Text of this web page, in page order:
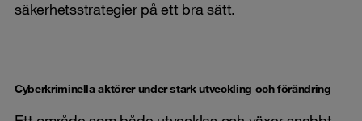
säkerhetsstrategier på ett bra sätt.
Cyberkriminella aktörer under stark utveckling och förändring